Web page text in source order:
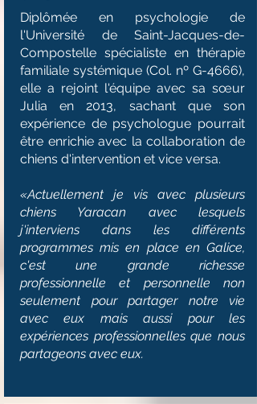
Diplômée en psychologie de
l'Université de Saint-Jacques-de-
Compostelle spécialiste en thérapie
familiale systémique (Col. nº G-4666),
elle a rejoint l'équipe avec sa sœur
Julia en 2013, sachant que son
expérience de psychologue pourrait
être enrichie avec la collaboration de
chiens d'intervention et vice versa.
«Actuellement je vis avec plusieurs
chiens Yaracan avec lesquels
j'interviens dans les différents
programmes mis en place en Galice,
c'est une grande richesse
professionnelle et personnelle non
seulement pour partager notre vie
avec eux mais aussi pour les
expériences professionnelles que nous
partageons avec eux.